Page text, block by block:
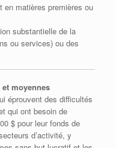
en matières premières ou
substantielle de la
ou services) ou des
moyennes
éprouvent des difficultés
qui ont besoin de
$ pour leur fonds de
d’activité, y